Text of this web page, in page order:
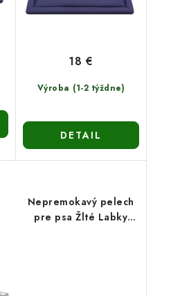
Výroba (1-2 týždne)
18 €
DETAIL
Nepremokavý pelech
pre psa Žlté Labky